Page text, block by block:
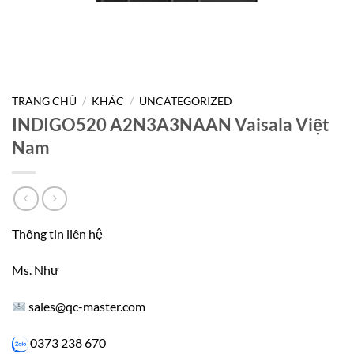
TRANG CHỦ / KHÁC / UNCATEGORIZED
INDIGO520 A2N3A3NAAN Vaisala Việt
Nam
Thông tin liên hệ
Ms. Như
sales@qc-master.com
0373 238 670